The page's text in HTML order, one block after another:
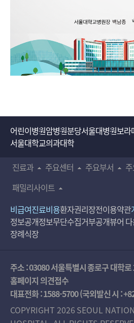
어린이병원암병원분당서울대병원보라
서울대학교의과대학
진료과
주요센터 주요부서
패밀리사이트
비급여진료비용환자권리장전이용약관
정보공개정보무단수집거부공개뷰어
장례식장
주소 : 03080 서울특별시 종로구 대학
홈페이지 의견접수
대표전화 :1588-5700(국외발신 시 :
COPYRIGHT 2026 SEOUL